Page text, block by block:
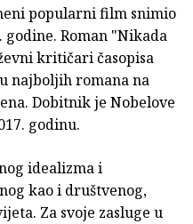
popularni film snimio
godine. Roman "Nikada
kritičari časopisa
najboljih romana na
Dobitnik je Nobelove
godinu.
idealizma i
kao i društvenog,
Za svoje zasluge u